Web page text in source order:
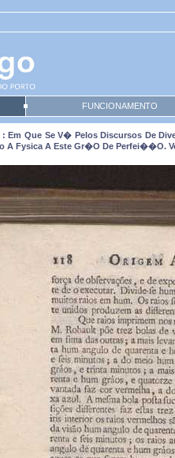
FUNCIONAMENTO
Em Que Se V� Pelos Discursos De
A Fysica A Este Gr�o De Perfei��o.